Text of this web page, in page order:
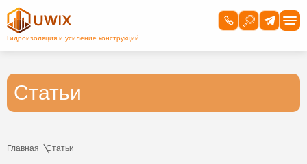
Статьи
Главная Статьи